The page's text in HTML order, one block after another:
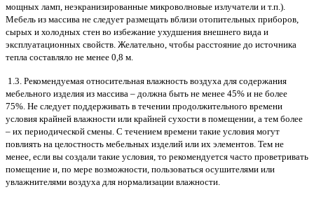
мощных ламп, неэкранизированные микроволновые излучатели и т.п.).
Мебель из массива не следует размещать вблизи отопительных приборов,
сырых и холодных стен во избежание ухудшения внешнего вида и
эксплуатационных свойств. Желательно, чтобы расстояние до источника
тепла составляло не менее 0,8 м.
1.3. Рекомендуемая относительная влажность воздуха для содержания
мебельного изделия из массива – должна быть не менее 45% и не более
75%. Не следует поддерживать в течении продолжительного времени
условия крайней влажности или крайней сухости в помещении, а тем более
– их периодической смены. С течением времени такие условия могут
повлиять на целостность мебельных изделий или их элементов. Тем не
менее, если вы создали такие условия, то рекомендуется часто проветривать
помещение и, по мере возможности, пользоваться осушителями или
увлажнителями воздуха для нормализации влажности.